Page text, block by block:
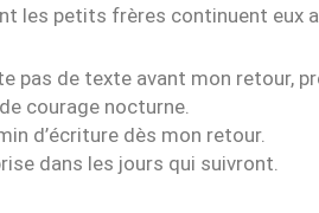
les petits frères continuent eux
pas de texte avant mon retour,
courage nocturne.
d’écriture dès mon retour.
dans les jours qui suivront.